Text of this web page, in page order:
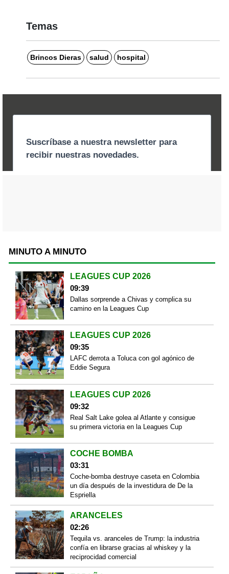
Temas
Brincos Dieras salud hospital
MINUTO A MINUTO
LEAGUES CUP 2026
09:39
Dallas sorprende a Chivas y complica su
camino en la Leagues Cup
LEAGUES CUP 2026
09:35
LAFC derrota a Toluca con gol agónico de
Eddie Segura
LEAGUES CUP 2026
09:32
Real Salt Lake golea al Atlante y consigue
su primera victoria en la Leagues Cup
COCHE BOMBA
03:31
Coche-bomba destruye caseta en Colombia
un día después de la investidura de De la
Espriella
ARANCELES
02:26
Tequila vs. aranceles de Trump: la industria
confía en librarse gracias al whiskey y la
reciprocidad comercial